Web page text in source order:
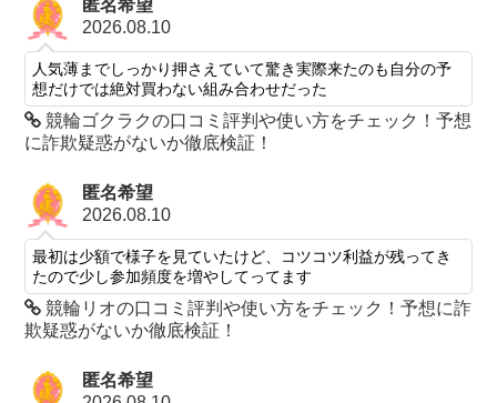
匿名希望
2026.08.10
人気薄までしっかり押さえていて驚き実際来たのも自分の予
想だけでは絶対買わない組み合わせだった
競輪ゴクラクの口コミ評判や使い方をチェック！予想
に詐欺疑惑がないか徹底検証！
匿名希望
2026.08.10
最初は少額で様子を見ていたけど、コツコツ利益が残ってき
たので少し参加頻度を増やしてってます
競輪リオの口コミ評判や使い方をチェック！予想に詐
欺疑惑がないか徹底検証！
匿名希望